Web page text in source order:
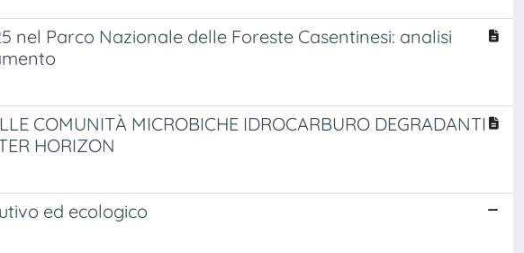
nel Parco Nazionale delle Foreste Casentinesi: analisi
COMUNITÀ MICROBICHE IDROCARBURO DEGRADANTI
HORIZON
ed ecologico